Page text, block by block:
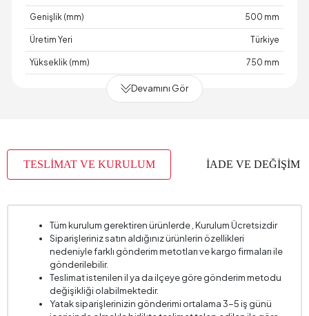
Genişlik (mm) 500 mm
Üretim Yeri Türkiye
Yükseklik (mm) 750 mm
Devamını Gör
TESLİMAT VE KURULUM İADE VE DEĞİŞİM
Tüm kurulum gerektiren ürünlerde , Kurulum Ücretsizdir
Siparişleriniz satın aldığınız ürünlerin özellikleri
nedeniyle farklı gönderim metotları ve kargo firmaları ile
gönderilebilir.
Teslimat istenilen il ya da ilçeye göre gönderim metodu
değişikliği olabilmektedir.
Yatak siparişlerinizin gönderimi ortalama 3-5 iş günü